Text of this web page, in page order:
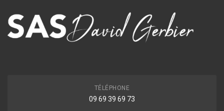
TÉLÉPHONE
09 69 39 69 73